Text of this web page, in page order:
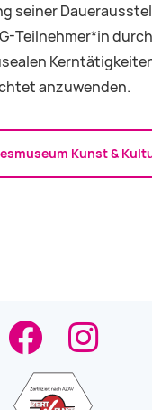
seiner
Teilnehmer*in
anzuwenden.
Kunst &